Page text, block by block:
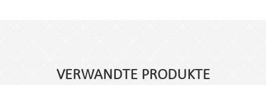
VERWANDTE PRODUKTE